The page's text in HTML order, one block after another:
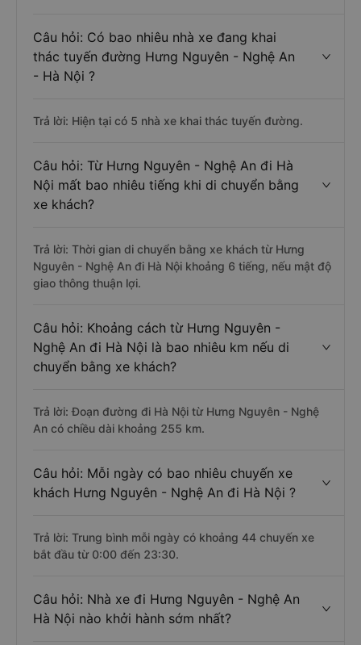
Câu hỏi: Có bao nhiêu nhà xe đang khai
thác tuyến đường Hưng Nguyên - Nghệ An
- Hà Nội ?
Trả lời: Hiện tại có 5 nhà xe khai thác tuyến đường.
Câu hỏi: Từ Hưng Nguyên - Nghệ An đi Hà
Nội mất bao nhiêu tiếng khi di chuyển bằng
xe khách?
Trả lời: Thời gian di chuyển bằng xe khách từ Hưng
Nguyên - Nghệ An đi Hà Nội khoảng 6 tiếng, nếu mật độ
giao thông thuận lợi.
Câu hỏi: Khoảng cách từ Hưng Nguyên -
Nghệ An đi Hà Nội là bao nhiêu km nếu di
chuyển bằng xe khách?
Trả lời: Đoạn đường đi Hà Nội từ Hưng Nguyên - Nghệ
An có chiều dài khoảng 255 km.
Câu hỏi: Mỗi ngày có bao nhiêu chuyến xe
khách Hưng Nguyên - Nghệ An đi Hà Nội ?
Trả lời: Trung bình mỗi ngày có khoảng 44 chuyến xe
bắt đầu từ 0:00 đến 23:30.
Câu hỏi: Nhà xe đi Hưng Nguyên - Nghệ An
Hà Nội nào khởi hành sớm nhất?